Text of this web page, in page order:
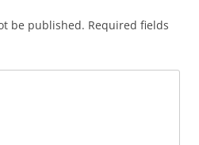
be published. Required fields